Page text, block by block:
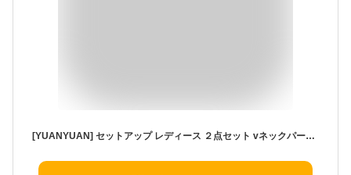
[YUANYUAN] セットアップ レディース ２点セット vネックパーカー＆ロングパンツ 上下 春服 秋服 トップス ストレートパンツ 長袖 オフィス カジュアル ゆったり 体型カバー 着痩せ 大人 可愛い おしゃれ 普段着 (写真色,M)